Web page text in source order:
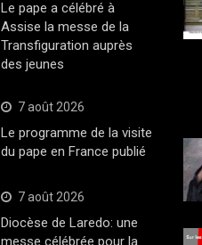
Le pape a célébré à
Assise la messe de la
Transfiguration auprès
des jeunes
7 août 2026
Le programme de la visite
du pape en France publié
7 août 2026
Diocèse de Laredo: une
messe célébrée pour la